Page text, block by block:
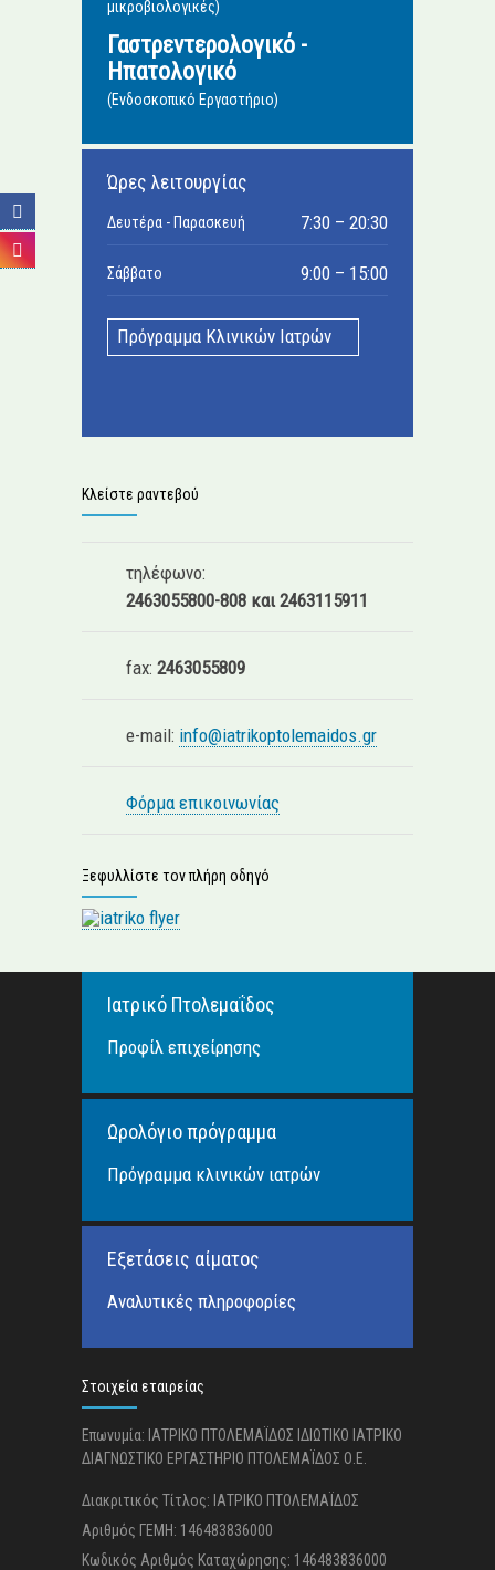
μικροβιολογικές)
Γαστρεντερολογικό -
Ηπατολογικό
(Ενδοσκοπικό Εργαστήριο)
Ώρες λειτουργίας
Δευτέρα - Παρασκευή 7:30 – 20:30
Σάββατο 9:00 – 15:00
Πρόγραμμα Κλινικών Ιατρών
Κλείστε ραντεβού
τηλέφωνο:
2463055800-808 και 2463115911
fax: 2463055809
e-mail: info@iatrikoptolemaidos.gr
Φόρμα επικοινωνίας
Ξεφυλλίστε τον πλήρη οδηγό
Ιατρικό Πτολεμαΐδος
Προφίλ επιχείρησης
Ωρολόγιο πρόγραμμα
Πρόγραμμα κλινικών ιατρών
Εξετάσεις αίματος
Αναλυτικές πληροφορίες
Στοιχεία εταιρείας
Επωνυμία: ΙΑΤΡΙΚΟ ΠΤΟΛΕΜΑΪΔΟΣ ΙΔΙΩΤΙΚΟ ΙΑΤΡΙΚΟ
ΔΙΑΓΝΩΣΤΙΚΟ ΕΡΓΑΣΤΗΡΙΟ ΠΤΟΛΕΜΑΪΔΟΣ Ο.Ε.
Διακριτικός Τίτλος: ΙΑΤΡΙΚΟ ΠΤΟΛΕΜΑΪΔΟΣ
Αριθμός ΓΕΜΗ: 146483836000
Κωδικός Αριθμός Καταχώρησης: 146483836000